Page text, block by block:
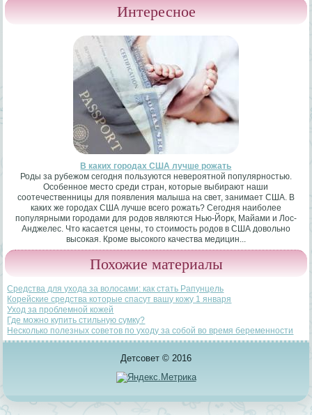
Интересное
В каких городах США лучше рожать
Роды за рубежом сегодня пользуются невероятной популярностью.
Особенное место среди стран, которые выбирают наши
соотечественницы для появления малыша на свет, занимает США. В
каких же городах США лучше всего рожать? Сегодня наиболее
популярными городами для родов являются Нью-Йорк, Майами и Лос-
Анджелес. Что касается цены, то стоимость родов в США довольно
высокая. Кроме высокого качества медицин...
Похожие материалы
Средства для ухода за волосами: как стать Рапунцель
Корейские средства которые спасут вашу кожу 1 января
Уход за проблемной кожей
Где можно купить стильную сумку?
Несколько полезных советов по уходу за собой во время беременности
Детсовет © 2016